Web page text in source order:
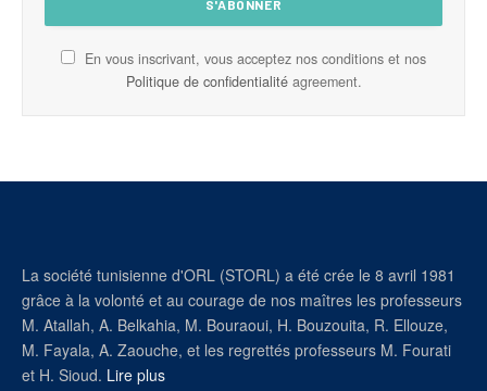
En vous inscrivant, vous acceptez nos conditions et nos
Politique de confidentialitéagreement.
La société tunisienne d'ORL (STORL) a été crée le 8 avril 1981
grâce à la volonté et au courage de nos maîtres les professeurs
M. Atallah, A. Belkahia, M. Bouraoui, H. Bouzouita, R. Ellouze,
M. Fayala, A. Zaouche, et les regrettés professeurs M. Fourati
et H. Sioud. Lire plus